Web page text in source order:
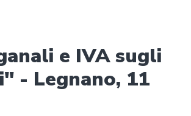
e IVA sugli
- Legnano, 11